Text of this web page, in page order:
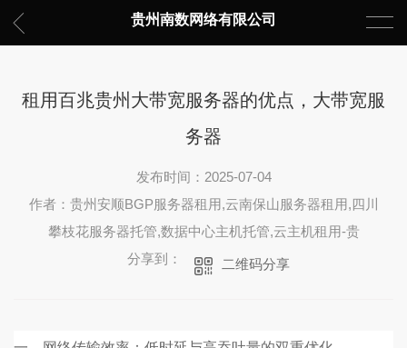
贵州南数网络有限公司
租用百兆贵州大带宽服务器的优点，大带宽服
务器
发布时间：2025-07-04
作者：贵州安顺BGP服务器租用,云南保山服务器租用,四川
攀枝花服务器托管,数据中心主机托管,云主机租用-贵
分享到：
二维码分享